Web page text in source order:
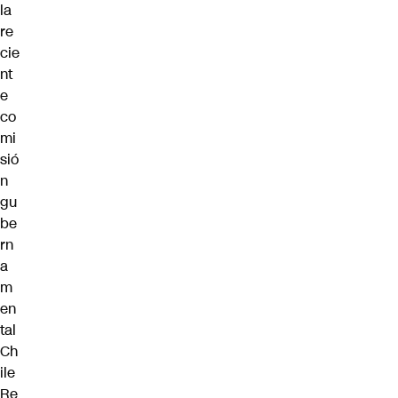
la
re
cie
nt
e
co
mi
sió
n
gu
be
rn
a
m
en
tal
Ch
ile